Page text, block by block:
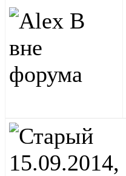
15.09.2014,